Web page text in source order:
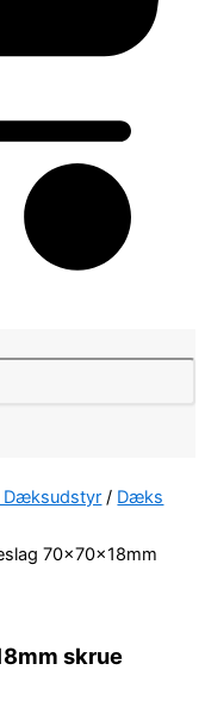
Dæksudstyr / Dæks
70x70x18mm
skrue